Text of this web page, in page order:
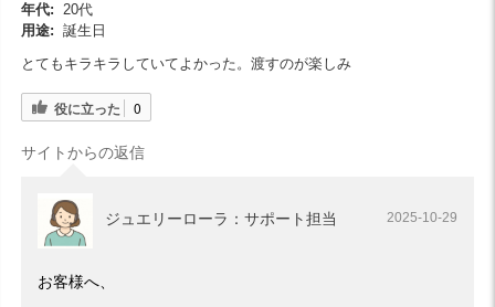
年代: 20代
用途: 誕生日
とてもキラキラしていてよかった。渡すのが楽しみ
役に立った 0
サイトからの返信
ジュエリーローラ：サポート担当 2025-10-29
お客様へ、